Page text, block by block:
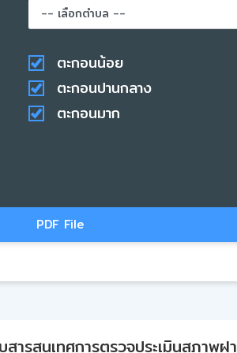
ตะกอนน้อย
ตะกอนปานกลาง
ตะกอนมาก
PDF File
ารสนเทศการตรวจประเมินสภาพฝ